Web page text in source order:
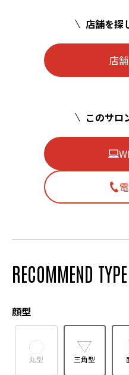
店舗を探
店
このサロ
RECOMMEND TYPE
顔型
丸型 三角型